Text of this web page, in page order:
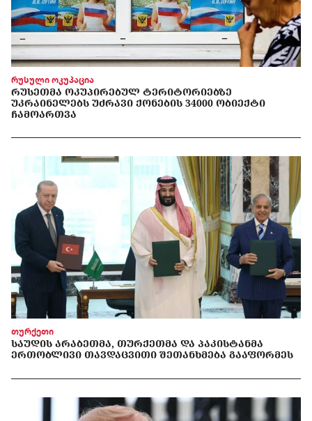
რუსული ოკუპაცია
ᲠᲣᲡᲔᲗᲛᲐ ᲝᲙᲣᲞᲘᲠᲔᲑᲣᲚ ᲢᲔᲠᲘᲢᲝᲠᲘᲔᲑᲖᲔ
ᲣᲙᲠᲐᲘᲜᲔᲚᲔᲑᲡ ᲣᲫᲠᲐᲕᲘ ᲥᲝᲜᲔᲑᲘᲡ 34000 ᲝᲑᲘᲔᲥᲢᲘ
ᲩᲐᲛᲝᲐᲠᲗᲕᲐ
თურქეთი
ᲡᲐᲣᲓᲘᲡ ᲐᲠᲐᲑᲔᲗᲛᲐ, ᲗᲣᲠᲥᲔᲗᲛᲐ ᲓᲐ ᲞᲐᲙᲘᲡᲢᲐᲜᲛᲐ
ᲔᲠᲗᲝᲑᲚᲘᲕᲘ ᲗᲐᲕᲓᲐᲪᲕᲘᲗᲘ ᲨᲔᲗᲐᲜᲮᲛᲔᲑᲐ ᲒᲐᲐᲤᲝᲠᲛᲔᲡ